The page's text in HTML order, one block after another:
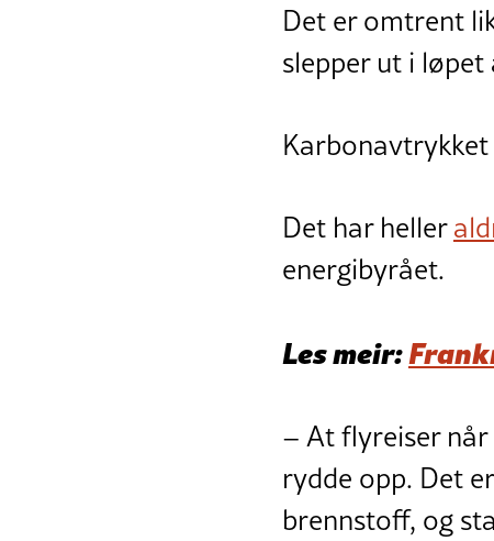
Det er omtrent
slepper ut i
Det har heller
energibyrået.
Les meir:
– At flyreiser
rydde opp. Det
brennstoff, og